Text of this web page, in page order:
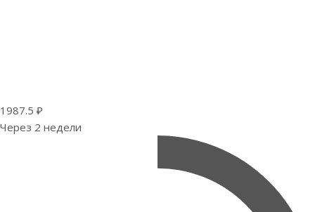
1987.5 ₽
Через 2 недели